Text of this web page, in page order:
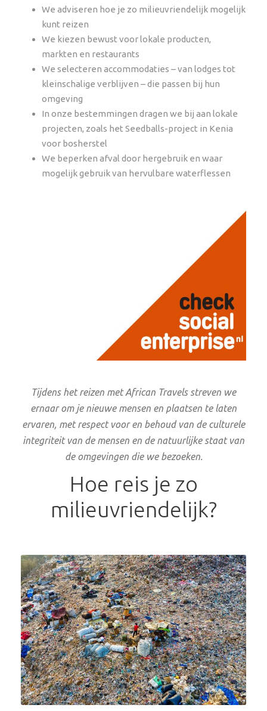
We adviseren hoe je zo milieuvriendelijk mogelijk
kunt reizen
We kiezen bewust voor lokale producten,
markten en restaurants
We selecteren accommodaties – van lodges tot
kleinschalige verblijven – die passen bij hun
omgeving
In onze bestemmingen dragen we bij aan lokale
projecten, zoals het Seedballs-project in Kenia
voor bosherstel
We beperken afval door hergebruik en waar
mogelijk gebruik van hervulbare waterflessen
Tijdens het reizen met African Travels streven we
ernaar om je nieuwe mensen en plaatsen te laten
ervaren, met respect voor en behoud van de culturele
integriteit van de mensen en de natuurlijke staat van
de omgevingen die we bezoeken.
Hoe reis je zo
milieuvriendelijk?